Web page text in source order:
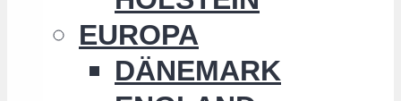
EUROPA
DÄNEMARK